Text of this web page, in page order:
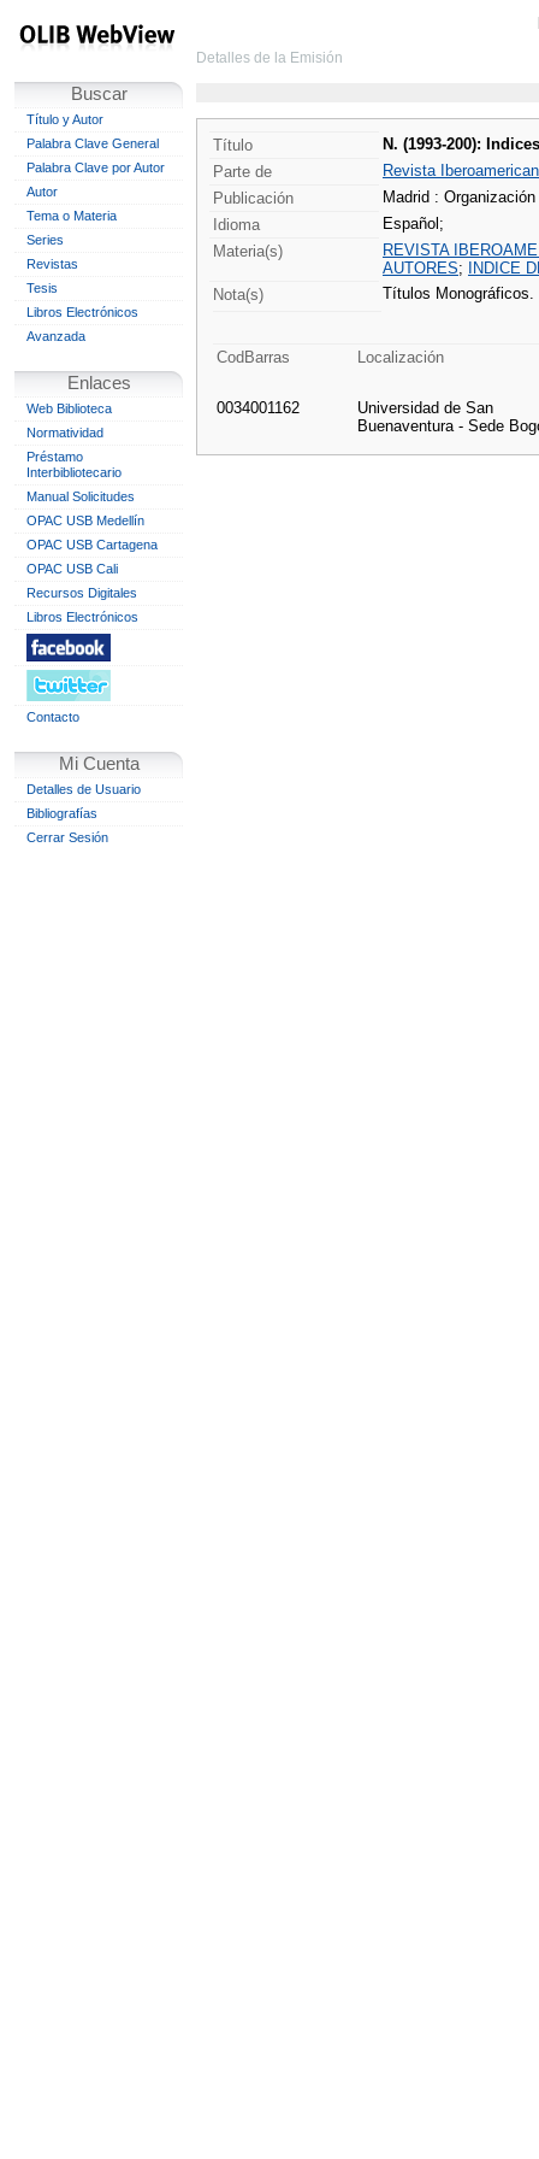
Buscar
Título y Autor
Palabra Clave General
Palabra Clave por Autor
Autor
Tema o Materia
Series
Revistas
Tesis
Libros Electrónicos
Avanzada
Enlaces
Web Biblioteca
Normatividad
Préstamo
Interbibliotecario
Manual Solicitudes
OPAC USB Medellín
OPAC USB Cartagena
OPAC USB Cali
Recursos Digitales
Libros Electrónicos
Contacto
Mi Cuenta
Detalles de Usuario
Bibliografías
Cerrar Sesión
Detalles de la Emisión
Título
N. (1993-200):
Parte de
Revista
Publicación
Madrid :
Idioma
Español;
Materia(s)
REVISTA
AUTORES;
INDICE
Nota(s)
Títulos
CodBarras Localización
0034001162
Universidad de San
Buenaventura - Sede